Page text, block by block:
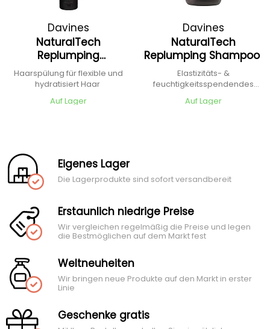
Davines
NaturalTech
Replumping
Conditioner
Haarspülung für flexible und
hydratisiert Haar
Auf Lager
Davines
NaturalTech
Replumping Shampoo
Elastizitäts- &
feuchtigkeitsspendendes
Auf Lager
Eigenes Lager
Die Lagerprodukte sind sofort versandbereit
Erstaunlich niedrige Preise
Wir vergleichen regelmäßig die Preise und legen
die Bestmöglichen auf dem Markt fest
Weltneuheiten
Wir bringen neue Produkte auf den Markt in erster
Linie
Geschenke gratis